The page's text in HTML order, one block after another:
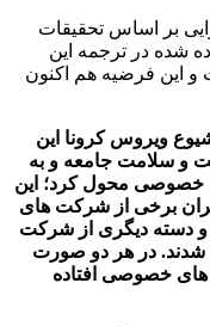
بر اساس تحقیقات
شده در ترجمه این
این فرضیه هم اکنون
ویروس کرونا این
و سلامت جامعه و به
محول کرد؛ این
برخی از شرکت های
دسته دیگری از شرکت
شدند. در هر دو صورت
خصوصی افتاده